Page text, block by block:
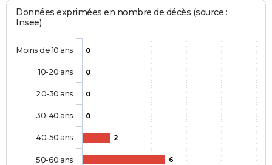
Données exprimées en nombre de décès (source :
Insee)
0
0
0
0
2
6
Moins de 10 ans
10-20 ans
20-30 ans
30-40 ans
40-50 ans
50-60 ans